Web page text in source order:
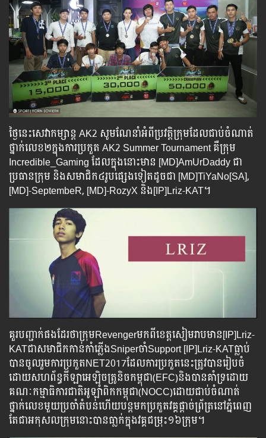
ថ្ងៃនេះសេវាកម្សាន្ត AK2 សូមណែនាំអំពីប្រវត្តិក្រុមដែលជាប់ចំណាត់
ថ្នាក់លេខ២ក្នុងការប្រកួត AK2 Summer Tournament គឺក្រុម
Incredible_Gaming ដែលក្នុងនោះមាន [MD]AmUrDaddy ជា
ប្រធានក្រុម និងសមាជិក៤រូបផ្សេងទៀតដូចជា [MD]TiYaNo[SA],
[MD]-SeptembeR, [MD]-RozyX និង[IP]Lriz-KAT។
គួរបញ្ជាក់ផងដែរថាក្រុមRevengerមកពីខេត្តសៀមរាបមាន[IP]Lriz-
KATជាសមាជិកកាន់កាំភ្លើងSniperចាំSupport [IP]Lriz-KATធ្លាប់
បានចូលរួមការប្រកួតNET2017ដែលការប្រកួតនេះត្រូវបានរៀបចំ
ដោយសហព័ន្ធកីឡាអេឡិចត្រូនិចកម្ពុជា(EFC)និងបានគាំទ្រដោយ
គណៈកម្មាធិការជាតិអូឡាំពិកកម្ពុជា(NOCC)ដោយជាប់ចំណាត់
ថ្នាក់លេខមួយប្រចាំតំបន់ហើយបន្តមកប្រកួតវគ្គផ្តាច់ព្រ័ត្រនៅភ្នំពេញ
តែជាអកុសលក្រុមនោះបានធា្លក់ក្នុងវគ្គជម្រុះ១៦ក្រុម។